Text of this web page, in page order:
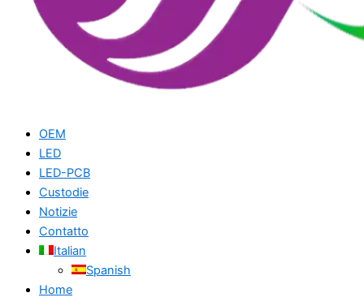
OEM
LED
LED-PCB
Custodie
Notizie
Contatto
Italian
Spanish
Home